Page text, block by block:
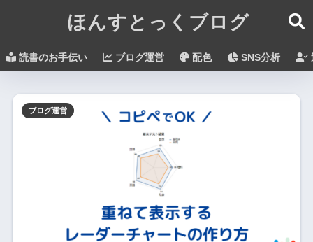
ほんすとっくブログ
読書のお手伝い ブログ運営 配色 SNS分析
ブログ運営